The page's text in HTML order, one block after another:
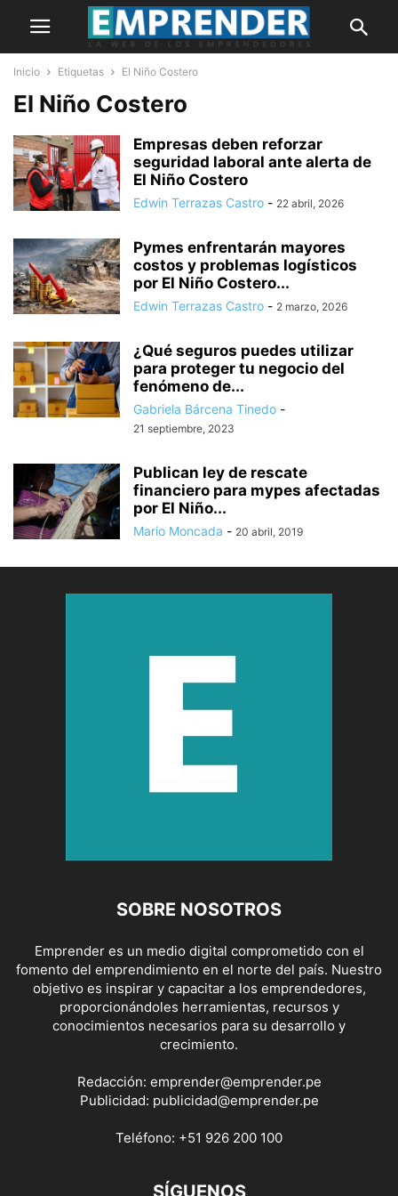
Inicio Etiquetas El Niño Costero
El Niño Costero
Empresas deben reforzar
seguridad laboral ante alerta de
El Niño Costero
Edwin Terrazas Castro - 22 abril, 2026
Pymes enfrentarán mayores
costos y problemas logísticos
por El Niño Costero...
Edwin Terrazas Castro - 2 marzo, 2026
¿Qué seguros puedes utilizar
para proteger tu negocio del
fenómeno de...
Gabriela Bárcena Tinedo -
21 septiembre, 2023
Publican ley de rescate
financiero para mypes afectadas
por El Niño...
Mario Moncada - 20 abril, 2019
SOBRE NOSOTROS
Emprender es un medio digital comprometido con el
fomento del emprendimiento en el norte del país. Nuestro
objetivo es inspirar y capacitar a los emprendedores,
proporcionándoles herramientas, recursos y
conocimientos necesarios para su desarrollo y
crecimiento.
Redacción: emprender@emprender.pe
Publicidad: publicidad@emprender.pe
Teléfono: +51 926 200 100
SÍGUENOS